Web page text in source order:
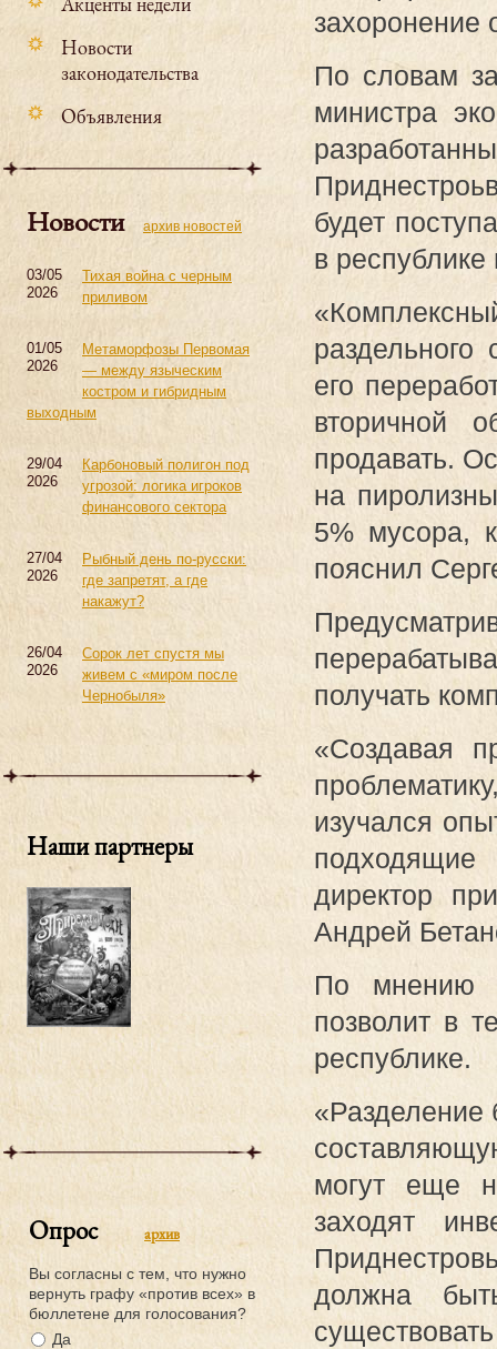
захоронение
По словам
министра
будет
в
раздельного
его
вторичной
продавать.
на
5% мусора,
пояснил
получать
«Создавая
изучался
директор
Андрей
По мнению
позволит в
республике.
«Разделение
могут еще
заходят
должна
Новости
законодательства
Объявления
Новости архив новостей
03/05
2026
Тихая война с черным
приливом
01/05
2026
Метаморфозы Первомая
— между языческим
костром и гибридным
выходным
29/04
2026
Карбоновый полигон под
угрозой: логика игроков
финансового сектора
27/04
2026
Рыбный день по-русски:
где запретят, а где
накажут?
26/04
2026
Сорок лет спустя мы
живем с «миром после
Чернобыля»
Наши партнеры
Опрос архив
Вы согласны с тем, что нужно
вернуть графу «против всех» в
бюллетене для голосования?
Да